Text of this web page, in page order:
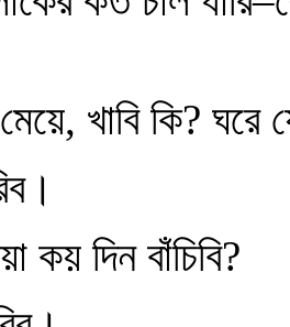
খাবি কি? ঘরে
কয় দিন বাঁচিবি?